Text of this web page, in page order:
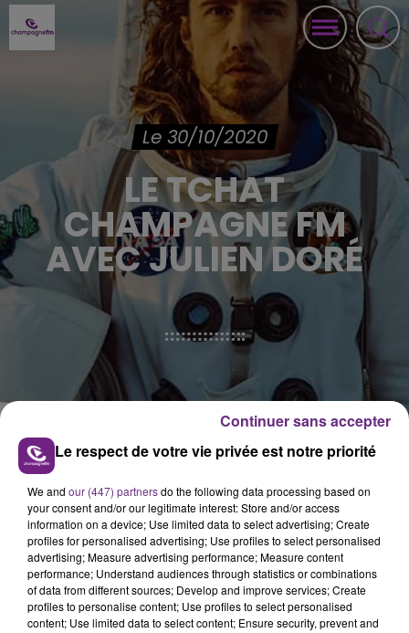
Le 30/10/2020
LE TCHAT
CHAMPAGNE FM
AVEC JULIEN DORÉ
Cet élément est masqué compte-tenu du refus
du dépôt de cookies que vous avez exprimé. Si
vous souhaitez l'afficher, merci de nous donner
votre accord en cliquant sur le bouton ci-
dessous.
Afficher l'élément
Le respect de votre vie privée est notre priorité
We and our (447) partnersdo the following data processing based on
your consent and/or our legitimate interest: Store and/or access
information on a device; Use limited data to select advertising; Create
profiles for personalised advertising; Use profiles to select personalised
advertising; Measure advertising performance; Measure content
performance; Understand audiences through statistics or combinations
of data from different sources; Develop and improve services; Create
profiles to personalise content; Use profiles to select personalised
content; Use limited data to select content; Ensure security, prevent and
Continuer sans accepter